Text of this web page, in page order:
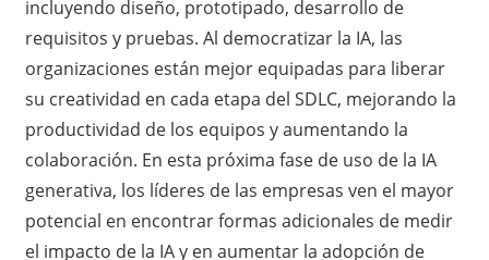
incluyendo diseño, prototipado, desarrollo de
requisitos y pruebas. Al democratizar la IA, las
organizaciones están mejor equipadas para liberar
su creatividad en cada etapa del SDLC, mejorando la
productividad de los equipos y aumentando la
colaboración. En esta próxima fase de uso de la IA
generativa, los líderes de las empresas ven el mayor
potencial en encontrar formas adicionales de medir
el impacto de la IA y en aumentar la adopción de